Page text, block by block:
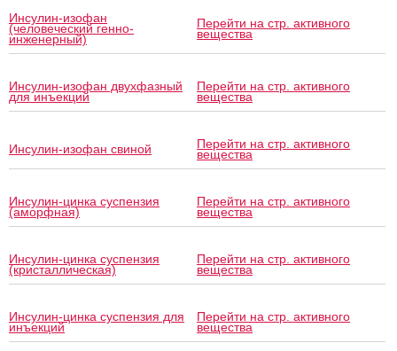
Инсулин-изофан
(человеческий генно-
инженерный)
Перейти на стр. активного
вещества
Инсулин-изофан двухфазный
для инъекций
Перейти на стр. активного
вещества
Инсулин-изофан свиной Перейти на стр. активного
вещества
Инсулин-цинка суспензия
(аморфная)
Перейти на стр. активного
вещества
Инсулин-цинка суспензия
(кристаллическая)
Перейти на стр. активного
вещества
Инсулин-цинка суспензия для
инъекций
Перейти на стр. активного
вещества